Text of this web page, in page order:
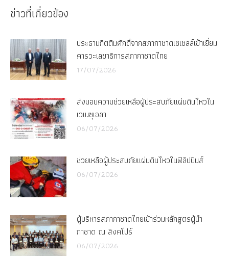
ข่าวที่เกี่ยวข้อง
ประธานกิตติมศักดิ์จากสภากาชาดเซเชลล์เข้าเยี่ยม
คารวะเลขาธิการสภากาชาดไทย
17/07/2026
ส่งมอบความช่วยเหลือผู้ประสบภัยแผ่นดินไหวใน
เวเนซุเอลา
06/07/2026
ช่วยเหลือผู้ประสบภัยแผ่นดินไหวในฟิลิปปินส์
06/07/2026
ผู้บริหารสภากาชาดไทยเข้าร่วมหลักสูตรผู้นำ
กาชาด ณ สิงคโปร์
06/07/2026